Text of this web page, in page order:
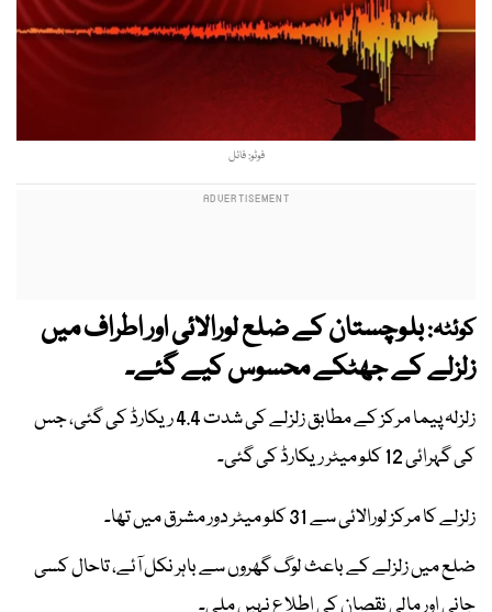
فوٹو: فائل
کوئٹہ:بلوچستان کے ضلع لورالائی اور اطراف میں
زلزلے کے جھٹکے محسوس کیے گئے۔
زلزلہ پیما مرکز کے مطابق زلزلے کی شدت 4.4 ریکارڈ کی گئی، جس
کی گہرائی 12 کلو میٹر ریکارڈ کی گئی۔
زلزلے کا مرکز لورالائی سے 31 کلو میٹر دور مشرق میں تھا۔
ضلع میں زلزلے کے باعث لوگ گھروں سے باہر نکل آئے، تاحال کسی
جانی اور مالی نقصان کی اطلاع نہیں ملی۔